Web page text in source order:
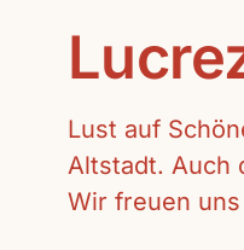
Lust auf
Altstadt. Auch
Wir freuen